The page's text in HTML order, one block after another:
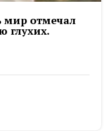
мир отмечал
глухих.